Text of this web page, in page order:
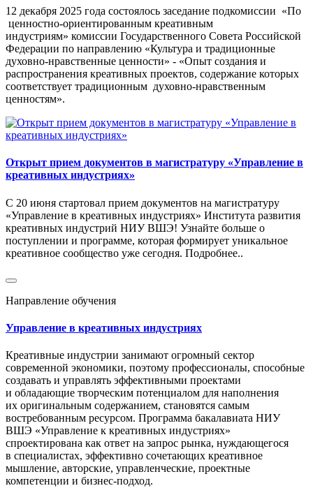
12 декабря 2025 года состоялось заседание подкомиссии «По
ценностно-ориентированным креативным
индустриям» комиссии Государственного Совета Российской
Федерации по направлению «Культура и традиционные
духовно-нравственные ценности» - «Опыт создания и
распространения креативных проектов, содержание которых
соответствует традиционным духовно-нравственным
ценностям».
Открыт прием документов в магистратуру «Управление в
креативных индустриях»
С 20 июня стартовал прием документов на магистратуру
«Управление в креативных индустриях» Института развития
креативных индустрий НИУ ВШЭ! Узнайте больше о
поступлении и программе, которая формирует уникальное
креативное сообщество уже сегодня. Подробнее..
Направление обучения
Управление в креативных индустриях
Креативные индустрии занимают огромный сектор
современной экономики, поэтому профессионалы, способные
создавать и управлять эффективными проектами
и обладающие творческим потенциалом для наполнения
их оригинальным содержанием, становятся самым
востребованным ресурсом. Программа бакалавиата НИУ
ВШЭ «Управление к креативных индустриях»
спроектирована как ответ на запрос рынка, нуждающегося
в специалистах, эффективно сочетающих креативное
мышление, авторские, управленческие, проектные
компетенции и бизнес-подход.